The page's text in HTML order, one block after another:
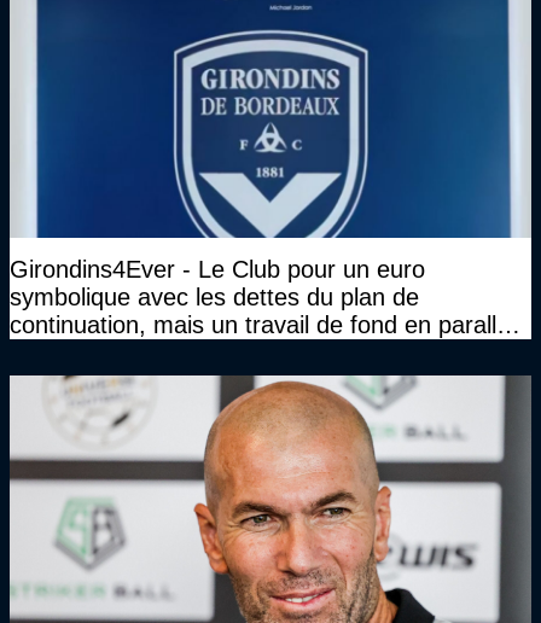
Girondins4Ever - Le Club pour un euro
symbolique avec les dettes du plan de
continuation, mais un travail de fond en parallèle